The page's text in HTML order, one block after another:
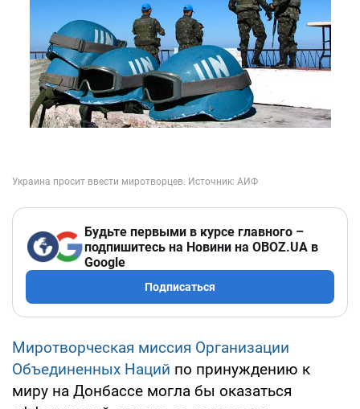
Будьте первыми в курсе главного –
подпишитесь на Новини на OBOZ.UA в
Google
Подписаться
Миротворческая миссия Организации
Объединенных Наций по принуждению к
миру на Донбассе могла бы оказаться